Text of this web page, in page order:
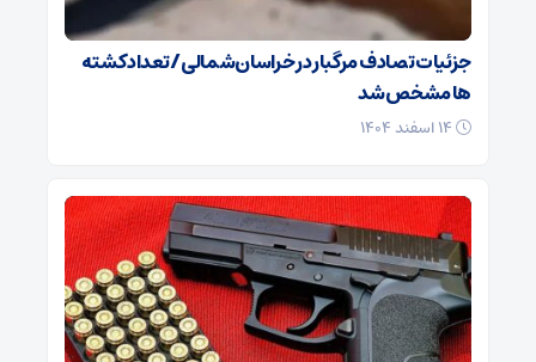
جزئیات تصادف مرگبار در خراسان‌شمالی/ تعداد کشته
ها مشخص شد